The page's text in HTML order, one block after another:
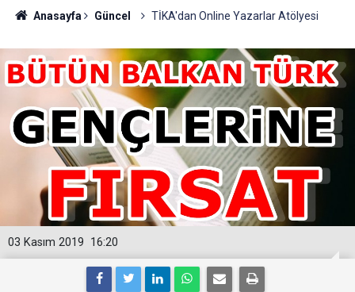
Anasayfa Güncel TİKA'dan Online Yazarlar Atölyesi
16:20
03 Kasım 2019